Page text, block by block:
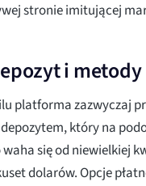
stronie imitującej
i metody
platforma zazwyczaj
który na
się od niewielkiej
dolarów. Opcje